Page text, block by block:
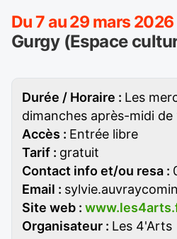
Du 7 au 29 mars 2026
Gurgy (Espace
Durée / Horaire : Les
dimanches après-midi de
Accès : Entrée libre
Tarif : gratuit
Contact info et/ou resa :
Email :
Site web :
Organisateur : Les 4'Arts